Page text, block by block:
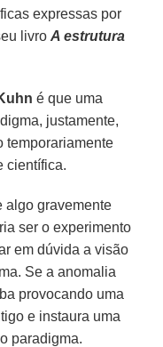
expressas por
livroA estrutura
é que uma
justamente,
temporariamente
científica.
algo gravemente
ser o experimento
em dúvida a visão
Se a anomalia
provocando uma
e instaura uma
paradigma.